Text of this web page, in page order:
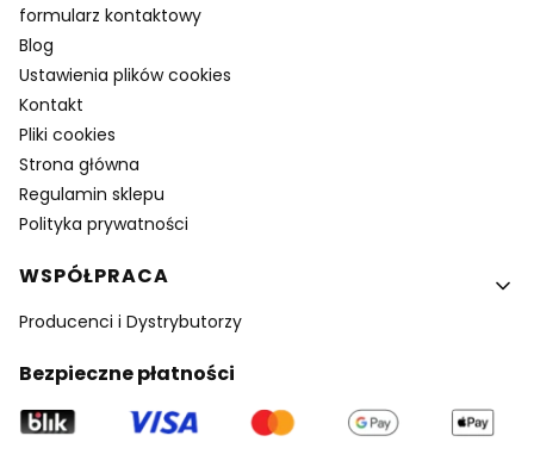
formularz kontaktowy
Blog
Ustawienia plików cookies
Kontakt
Pliki cookies
Strona główna
Regulamin sklepu
Polityka prywatności
WSPÓŁPRACA
Producenci i Dystrybutorzy
Bezpieczne płatności